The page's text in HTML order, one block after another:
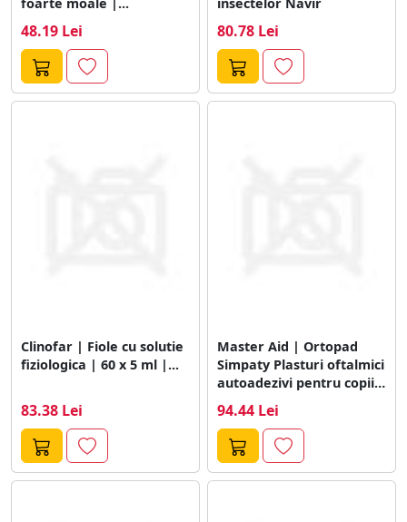
48.19 Lei 80.78 Lei
Clinofar | Fiole cu solutie
fiziologica | 60 x 5 ml |...
83.38 Lei
Master Aid | Ortopad
Simpaty Plasturi oftalmici
autoadezivi pentru copii |
94.44 Lei